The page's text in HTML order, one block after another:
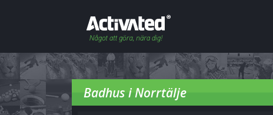
Badhus i Norrtälje